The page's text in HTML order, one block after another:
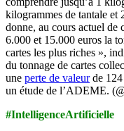
kilogrammes de tantale
donne, au cours actuel de
6.000 et 15.000 euros la
cartes les plus riches »,
du tonnage de cartes
une perte de valeurde 124
un étude de l’ADEME. (
#IntelligenceArtificielle